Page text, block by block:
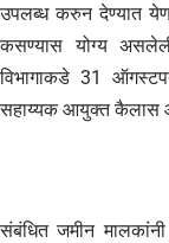
उपलब्ध करुन देण्यात
कसण्यास योग्य
विभागाकडे 31
सहाय्यक आयुक्त कैलास
संबंधित जमीन मालकांनी